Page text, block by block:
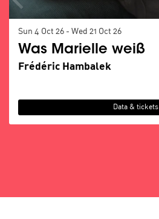
Was Marielle weiß
Frédéric Hambalek
Sun 4 Oct 26 - Wed 21 Oct 26
Data & tickets